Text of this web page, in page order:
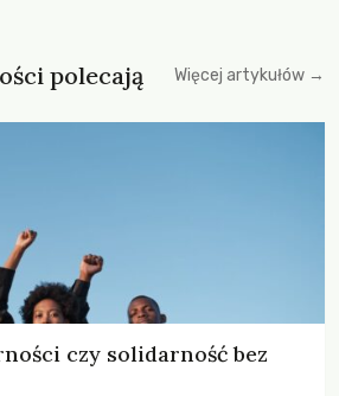
polecają Więcej artykułów →
czy solidarność bez